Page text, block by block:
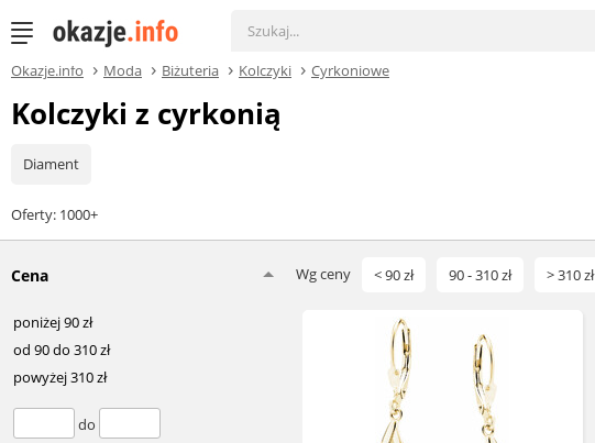
Okazje.info Moda Biżuteria Kolczyki Cyrkoniowe
Kolczyki z cyrkonią
Diament
Oferty: 1000+
Cena
poniżej 90 zł
od 90 do 310 zł
powyżej 310 zł
do
Wg ceny < 90 zł 90 - 310 zł > 310 zł